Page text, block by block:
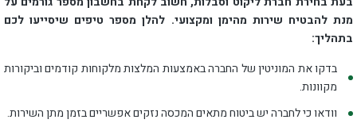
מנת להבטיח שירות מהימן ומקצועי. להלן מספר טיפים שיסייעו לכם
בתהליך:
בדקו את המוניטין של החברה באמצעות המלצות מלקוחות קודמים וביקורות
מקוונות.
וודאו כי לחברה יש ביטוח מתאים המכסה נזקים אפשריים בזמן מתן השירות.